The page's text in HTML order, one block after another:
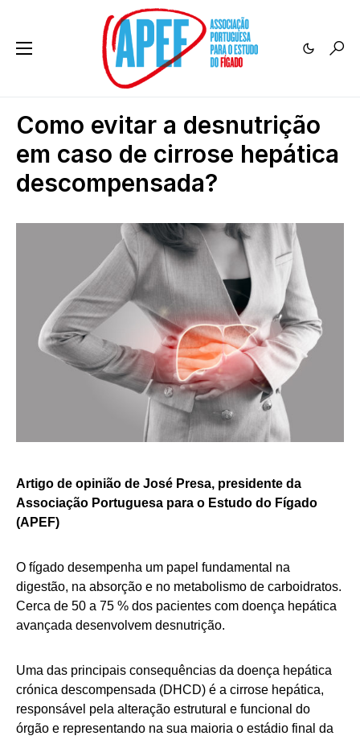
Como evitar a desnutrição
em caso de cirrose hepática
descompensada?
Artigo de opinião de José Presa, presidente da
Associação Portuguesa para o Estudo do Fígado
(APEF)
O fígado desempenha um papel fundamental na
digestão, na absorção e no metabolismo de carboidratos.
Cerca de 50 a 75 % dos pacientes com doença hepática
avançada desenvolvem desnutrição.
Uma das principais consequências da doença hepática
crónica descompensada (DHCD) é a cirrose hepática,
responsável pela alteração estrutural e funcional do
órgão e representando na sua maioria o estádio final da